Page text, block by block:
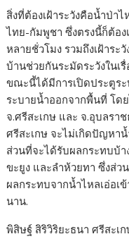
สิ่งที่ต้องเฝ้าระวังคือน้ำป่า
ไทย-กัมพูชา ซึ่งตรงนี้ก็ต้อง
หลายชั่วโมง รวมถึงเฝ้าระ
บ้านช่วยกันระมัดระวังในเ
ขณะนี้ได้มีการเปิดประตูระ
ระบายน้ำออกจากพื้นที่ โด
จ.ศรีสะเกษ และ จ.อุบลรา
ศรีสะเกษ จะไม่เกิดปัญหา
ส่วนที่จะได้รับผลกระทบบ้
ขะยูง และลำห้วยทา ซึ่งส่ว
ผลกระทบจากน้ำไหลเอ่อเ
นาน.
พิสิษฐ์ สิริวิริยะธนา ศรีสะเ